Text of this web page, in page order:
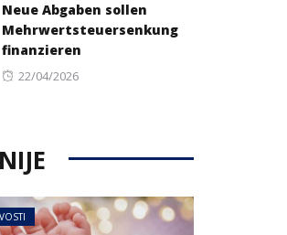
Neue Abgaben sollen
Mehrwertsteuersenkung
finanzieren
Posted
22/04/2026